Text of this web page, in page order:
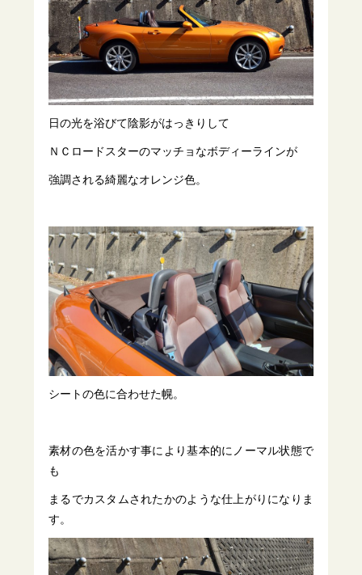
日の光を浴びて陰影がはっきりして
ＮＣロードスターのマッチョなボディーラインが
強調される綺麗なオレンジ色。
シートの色に合わせた幌。
素材の色を活かす事により基本的にノーマル状態で
も
まるでカスタムされたかのような仕上がりになりま
す。